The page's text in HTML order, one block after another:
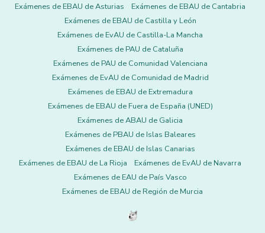
Exámenes de EBAU de Asturias
Exámenes de EBAU de Cantabria
Exámenes de EBAU de Castilla y León
Exámenes de EvAU de Castilla-La Mancha
Exámenes de PAU de Cataluña
Exámenes de PAU de Comunidad Valenciana
Exámenes de EvAU de Comunidad de Madrid
Exámenes de EBAU de Extremadura
Exámenes de EBAU de Fuera de España (UNED)
Exámenes de ABAU de Galicia
Exámenes de PBAU de Islas Baleares
Exámenes de EBAU de Islas Canarias
Exámenes de EBAU de La Rioja
Exámenes de EvAU de Navarra
Exámenes de EAU de País Vasco
Exámenes de EBAU de Región de Murcia